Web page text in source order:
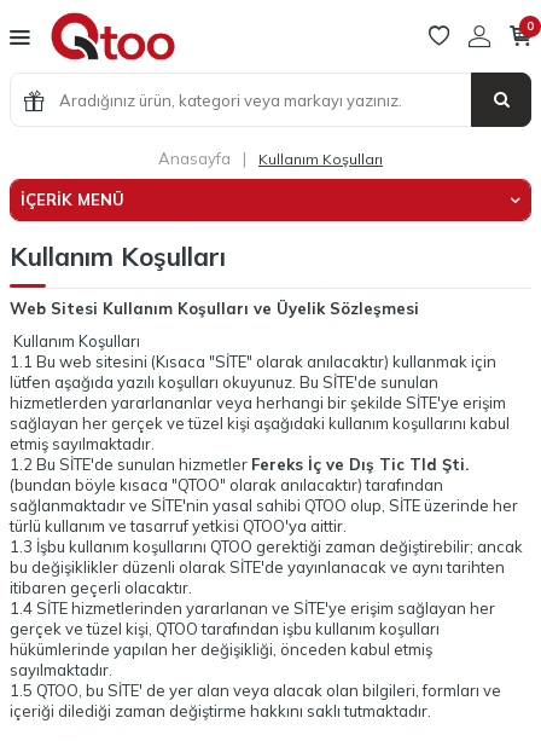
0
Anasayfa | Kullanım Koşulları
İÇERIK MENÜ
Kullanım Koşulları
Web Sitesi Kullanım Koşulları ve Üyelik Sözleşmesi
Kullanım Koşulları
1.1 Bu web sitesini (Kısaca "SİTE" olarak anılacaktır) kullanmak için
lütfen aşağıda yazılı koşulları okuyunuz. Bu SİTE'de sunulan
hizmetlerden yararlananlar veya herhangi bir şekilde SİTE'ye erişim
sağlayan her gerçek ve tüzel kişi aşağıdaki kullanım koşullarını kabul
etmiş sayılmaktadır.
1.2 Bu SİTE'de sunulan hizmetler Fereks İç ve Dış Tic Tld Şti.
(bundan böyle kısaca "QTOO" olarak anılacaktır) tarafından
sağlanmaktadır ve SİTE'nin yasal sahibi QTOO olup, SİTE üzerinde her
türlü kullanım ve tasarruf yetkisi QTOO'ya aittir.
1.3 İşbu kullanım koşullarını QTOO gerektiği zaman değiştirebilir; ancak
bu değişiklikler düzenli olarak SİTE'de yayınlanacak ve aynı tarihten
itibaren geçerli olacaktır.
1.4 SİTE hizmetlerinden yararlanan ve SİTE'ye erişim sağlayan her
gerçek ve tüzel kişi, QTOO tarafından işbu kullanım koşulları
hükümlerinde yapılan her değişikliği, önceden kabul etmiş
sayılmaktadır.
1.5 QTOO, bu SİTE' de yer alan veya alacak olan bilgileri, formları ve
içeriği dilediği zaman değiştirme hakkını saklı tutmaktadır.